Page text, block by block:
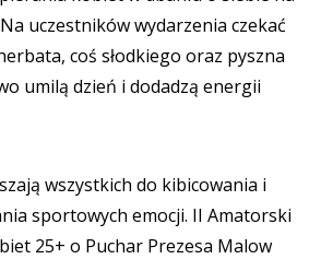
uczestników wydarzenia czekać
coś słodkiego oraz pyszna
umilą dzień i dodadzą energii
wszystkich do kibicowania i
sportowych emocji. II Amatorski
25+ o Puchar Prezesa Malow